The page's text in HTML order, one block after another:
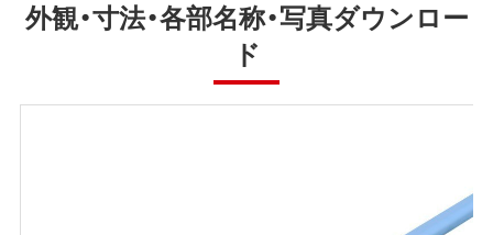
外観・寸法・各部名称・写真ダウンロー
ド